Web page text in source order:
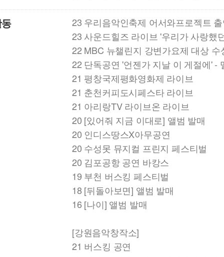
23 우리음악인축제 어서와프로젝트
23 사운드힐즈 라이브 '우리가 사랑했
22 MBC 뉴챌린지 강변가요제 대상 수
22 단독공연 '언젠가 지날 이 게절에' -
21 평창국제평화영화제 라이브
21 춘천커피도시페스타 라이브
21 아리랑TV 라이브온 라이브
20 [있어줘 지금 이대로] 앨범 발매
20 인디스땅스X아무공연
20 수성못 뮤지컬 프린지 페스티벌
20 김포공항 공연 바캉스
19 부천 버스킹 페스티벌
18 [뒤돌아보면] 앨범 발매
16 [나이] 앨범 발매
[강원음악창작소]
21 버스킹 공연